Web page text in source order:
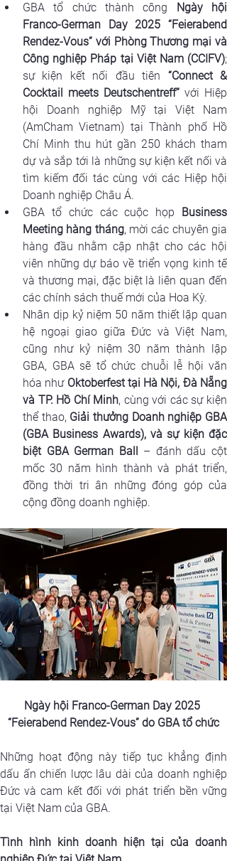
GBA tổ chức thành công Ngày hội
Franco-German Day 2025 “Feierabend
Rendez-Vous” với Phòng Thương mại và
Công nghiệp Pháp tại Việt Nam (CCIFV);
sự kiện kết nối đầu tiên “Connect &
Cocktail meets Deutschentreff” với Hiệp
hội Doanh nghiệp Mỹ tại Việt Nam
(AmCham Vietnam) tại Thành phố Hồ
Chí Minh thu hút gần 250 khách tham
dự và sắp tới là những sự kiện kết nối và
tìm kiếm đối tác cùng với các Hiệp hội
Doanh nghiệp Châu Á.
GBA tổ chức các cuộc họp
Business
Meeting hàng tháng, mời các chuyên gia
hàng đầu nhằm cập nhật cho các hội
viên những dự báo về triển vọng kinh tế
và thương mại, đặc biệt là liên quan đến
các chính sách thuế mới của Hoa Kỳ.
Nhân dịp kỷ niệm 50 năm thiết lập quan
hệ ngoại giao giữa Đức và Việt Nam,
cũng như kỷ niệm 30 năm thành lập
GBA, GBA sẽ tổ chức chuỗi lễ hội văn
hóa như Oktoberfest tại Hà Nội, Đà Nẵng
và TP. Hồ Chí Minh, cùng với các sự kiện
thể thao, Giải thưởng Doanh nghiệp GBA
(GBA Business Awards), và sự kiện đặc
biệt GBA German Ball – đánh dấu cột
mốc 30 năm hình thành và phát triển,
đồng thời tri ân những đóng góp của
cộng đồng doanh nghiệp.
Ngày hội Franco-German Day 2025
“Feierabend Rendez-Vous” do GBA tổ chức
Những hoạt động này tiếp tục khẳng định
dấu ấn chiến lược lâu dài của doanh nghiệp
Đức và cam kết đối với phát triển bền vững
tại Việt Nam của GBA.
Tình hình kinh doanh hiện tại của doanh